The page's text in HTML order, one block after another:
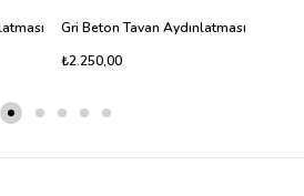
Gri Beton Tavan Aydınlatması
₺2.250,00